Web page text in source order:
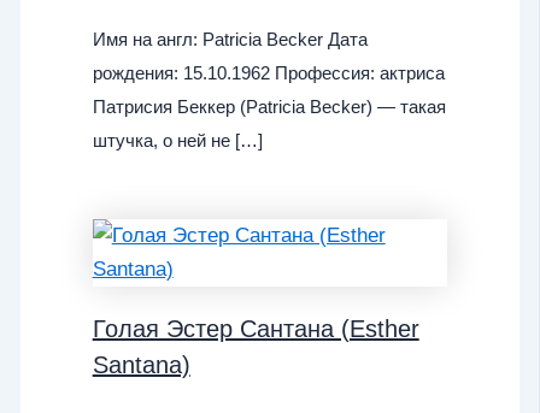
Имя на англ: Patricia Becker Дата
рождения: 15.10.1962 Профессия: актриса
Патрисия Беккер (Patricia Becker) — такая
штучка, о ней не […]
Голая Эстер Сантана (Esther
Santana)